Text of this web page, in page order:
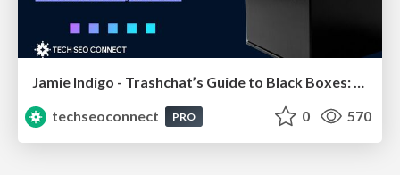
techseoconnect
PRO 0 570